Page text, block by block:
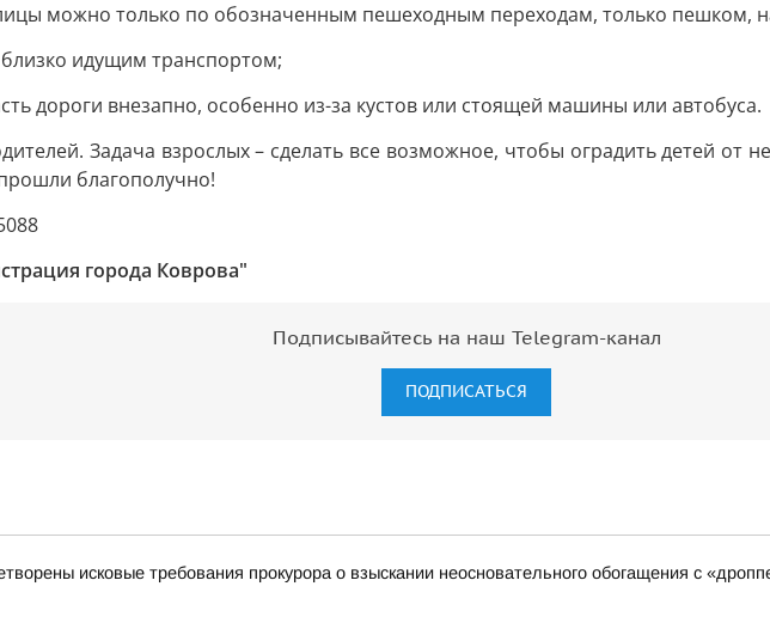
можно только по обозначенным пешеходным переходам, только пешком,
близко идущим транспортом;
дороги внезапно, особенно из-за кустов или стоящей машины или автобуса.
Задача взрослых – сделать все возможное, чтобы оградить детей от
благополучно!
города Коврова"
Подписывайтесь на наш Telegram-канал
ПОДПИСАТЬСЯ
исковые требования прокурора о взыскании неосновательного обогащения с